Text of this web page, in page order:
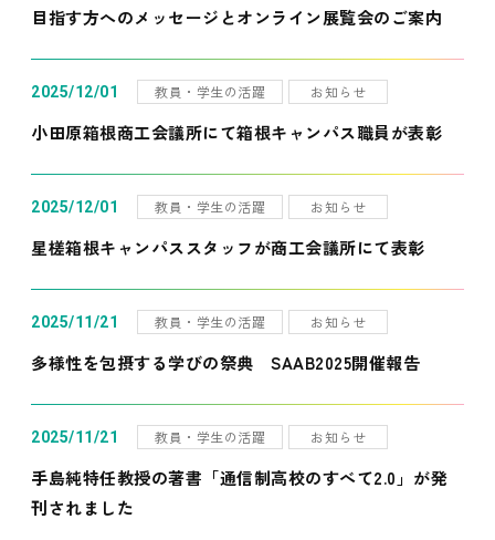
目指す方へのメッセージとオンライン展覧会のご案内
2025/12/01 教員・学生の活躍 お知らせ
小田原箱根商工会議所にて箱根キャンパス職員が表彰
2025/12/01 教員・学生の活躍 お知らせ
星槎箱根キャンパススタッフが商工会議所にて表彰
2025/11/21 教員・学生の活躍 お知らせ
多様性を包摂する学びの祭典 SAAB2025開催報告
2025/11/21 教員・学生の活躍 お知らせ
手島純特任教授の著書「通信制高校のすべて2.0」が発
刊されました